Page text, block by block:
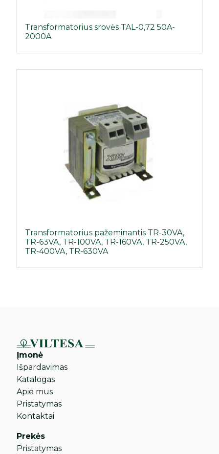
Transformatorius srovės TAL-0,72 50A-
2000A
Transformatorius pažeminantis TR-30VA,
TR-63VA, TR-100VA, TR-160VA, TR-250VA,
TR-400VA, TR-630VA
Įmonė
Išpardavimas
Katalogas
Apie mus
Pristatymas
Kontaktai
Prekės
Pristatymas